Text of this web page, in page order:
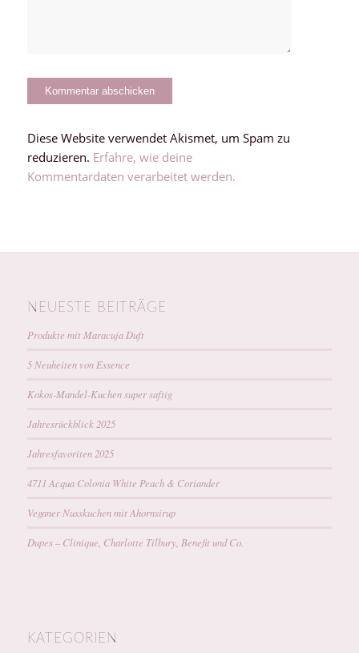
Diese Website verwendet Akismet, um Spam zu
reduzieren. Erfahre, wie deine
Kommentardaten verarbeitet werden.
NEUESTE BEITRÄGE
Produkte mit Maracuja Duft
5 Neuheiten von Essence
Kokos-Mandel-Kuchen super saftig
Jahresrückblick 2025
Jahresfavoriten 2025
4711 Acqua Colonia White Peach & Coriander
Veganer Nusskuchen mit Ahornsirup
Dupes – Clinique, Charlotte Tilbury, Benefit und Co.
KATEGORIEN